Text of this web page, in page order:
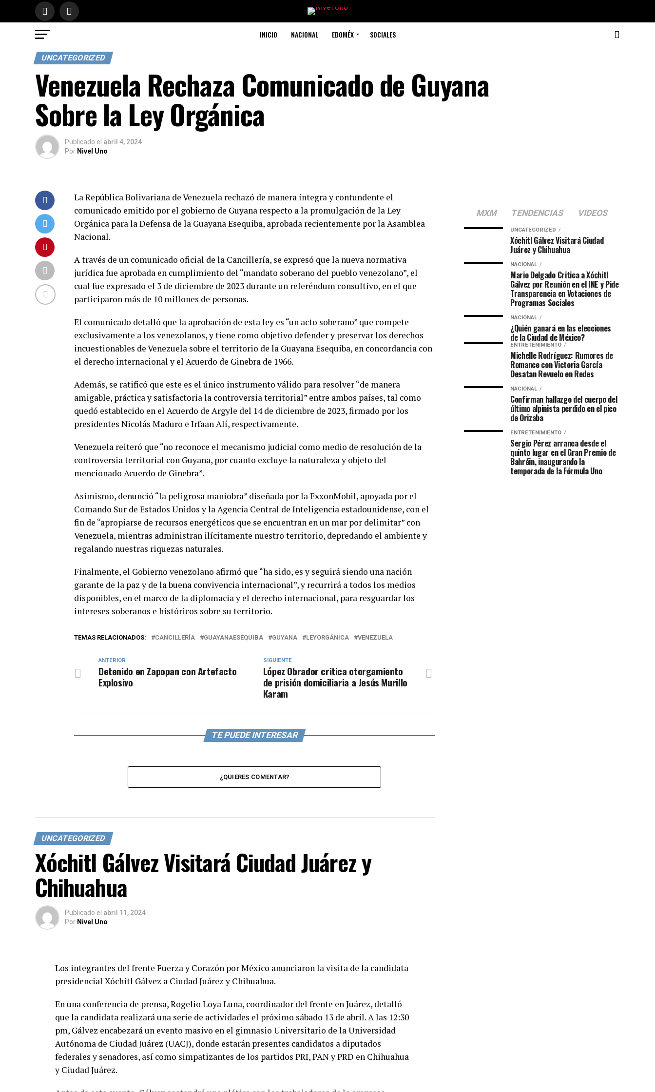
INICIO NACIONAL EDOMÉX SOCIALES
UNCATEGORIZED
Venezuela Rechaza Comunicado de Guyana
Sobre la Ley Orgánica
Publicado el abril 4, 2024
Por Nivel Uno
La República Bolivariana de Venezuela rechazó de manera íntegra y contundente el
comunicado emitido por el gobierno de Guyana respecto a la promulgación de la Ley
Orgánica para la Defensa de la Guayana Esequiba, aprobada recientemente por la Asamblea
Nacional.
A través de un comunicado oficial de la Cancillería, se expresó que la nueva normativa
jurídica fue aprobada en cumplimiento del “mandato soberano del pueblo venezolano”, el
cual fue expresado el 3 de diciembre de 2023 durante un referéndum consultivo, en el que
participaron más de 10 millones de personas.
El comunicado detalló que la aprobación de esta ley es “un acto soberano” que compete
exclusivamente a los venezolanos, y tiene como objetivo defender y preservar los derechos
incuestionables de Venezuela sobre el territorio de la Guayana Esequiba, en concordancia con
el derecho internacional y el Acuerdo de Ginebra de 1966.
Además, se ratificó que este es el único instrumento válido para resolver “de manera
amigable, práctica y satisfactoria la controversia territorial” entre ambos países, tal como
quedó establecido en el Acuerdo de Argyle del 14 de diciembre de 2023, firmado por los
presidentes Nicolás Maduro e Irfaan Alí, respectivamente.
Venezuela reiteró que “no reconoce el mecanismo judicial como medio de resolución de la
controversia territorial con Guyana, por cuanto excluye la naturaleza y objeto del
mencionado Acuerdo de Ginebra”.
Asimismo, denunció “la peligrosa maniobra” diseñada por la ExxonMobil, apoyada por el
Comando Sur de Estados Unidos y la Agencia Central de Inteligencia estadounidense, con el
fin de “apropiarse de recursos energéticos que se encuentran en un mar por delimitar” con
Venezuela, mientras administran ilícitamente nuestro territorio, depredando el ambiente y
regalando nuestras riquezas naturales.
Finalmente, el Gobierno venezolano afirmó que “ha sido, es y seguirá siendo una nación
garante de la paz y de la buena convivencia internacional”, y recurrirá a todos los medios
disponibles, en el marco de la diplomacia y el derecho internacional, para resguardar los
intereses soberanos e históricos sobre su territorio.
TEMAS RELACIONADOS: CANCILLERÍA GUAYANAESEQUIBA GUYANA LEYORGÁNICA VENEZUELA
SIGUIENTE
López Obrador critica otorgamiento
de prisión domiciliaria a Jesús Murillo
Karam
ANTERIOR
Detenido en Zapopan con Artefacto
Explosivo
TE PUEDE INTERESAR
¿QUIERES COMENTAR?
UNCATEGORIZED
Xóchitl Gálvez Visitará Ciudad Juárez y
Chihuahua
Publicado el abril 11, 2024
Por Nivel Uno
Los integrantes del frente Fuerza y Corazón por México anunciaron la visita de la candidata
presidencial Xóchitl Gálvez a Ciudad Juárez y Chihuahua.
En una conferencia de prensa, Rogelio Loya Luna, coordinador del frente en Juárez, detalló
que la candidata realizará una serie de actividades el próximo sábado 13 de abril. A las 12:30
pm, Gálvez encabezará un evento masivo en el gimnasio Universitario de la Universidad
Autónoma de Ciudad Juárez (UACJ), donde estarán presentes candidatos a diputados
federales y senadores, así como simpatizantes de los partidos PRI, PAN y PRD en Chihuahua
y Ciudad Juárez.
MXM TENDENCIAS VIDEOS
UNCATEGORIZED
Xóchitl Gálvez Visitará Ciudad
Juárez y Chihuahua
NACIONAL
Mario Delgado Critica a Xóchitl
Gálvez por Reunión en el INE y Pide
Transparencia en Votaciones de
Programas Sociales
NACIONAL
¿Quién ganará en las elecciones
de la Ciudad de México?
ENTRETENIMIENTO
Michelle Rodríguez: Rumores de
Romance con Victoria García
Desatan Revuelo en Redes
NACIONAL
Confirman hallazgo del cuerpo del
último alpinista perdido en el pico
de Orizaba
ENTRETENIMIENTO
Sergio Pérez arranca desde el
quinto lugar en el Gran Premio de
Bahréin, inaugurando la
temporada de la Fórmula Uno